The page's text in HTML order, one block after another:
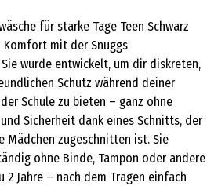
für starke Tage Teen Schwarz
Komfort mit der Snuggs
wurde entwickelt, um dir diskreten,
Schutz während deiner
Schule zu bieten – ganz ohne
Sicherheit dank eines Schnitts, der
Mädchen zugeschnitten ist. Sie
ohne Binde, Tampon oder andere
2 Jahre – nach dem Tragen einfach